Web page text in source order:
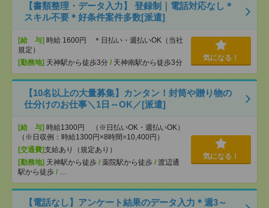
【書類整理・データ入力】 登録制｜電話対応なし＊
スキル不要＊好条件案件多数[派遣]
[給 与] 時給 1600円 ＊日払い・週払いOK（当社
規定）
[勤務地] 天神駅から徒歩3分 / 天神南駅から徒歩3分
気になる！
【10名以上の大量募集】カンタン！封筒や贈り物の
仕分けのお仕事＼1日～OK／[派遣]
[給 与] 時給1300円 （※日払いOK・週払いOK）
（※日収例：時給1300円×8時間=10,400円）
[交通費]支給あり（規定あり）
[勤務地] 天神駅から徒歩 / 薬院駅から徒歩 / 渡辺通
駅から徒歩 / …
気になる！
【電話なし】アンケート結果のデータ入力＊週3～